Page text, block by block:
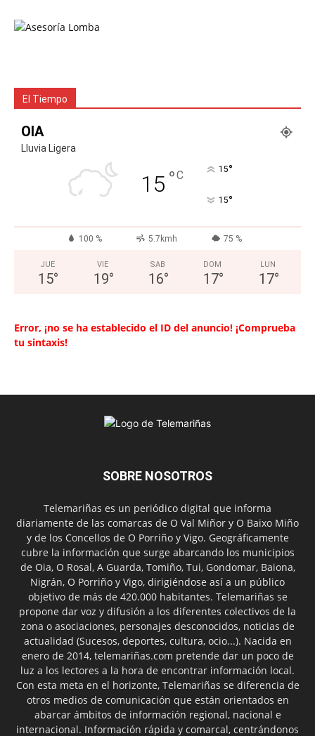
El Tiempo
OIA
Lluvia Ligera
15 °C 15°
15°
100 % 5.7kmh 75 %
JUE
15°
VIE
19°
SAB
16°
DOM
17°
LUN
17°
Error, ¡no se ha establecido el ID del anuncio! ¡Comprueba
tu sintaxis!
SOBRE NOSOTROS
Telemariñas es un periódico digital que informa
diariamente de las comarcas de O Val Miñor y O Baixo Miño
y de los Concellos de O Porriño y Vigo. Geográficamente
cubre la información que surge abarcando los municipios
de Oia, O Rosal, A Guarda, Tomiño, Tui, Gondomar, Baiona,
Nigrán, O Porriño y Vigo, dirigiéndose así a un público
objetivo de más de 420.000 habitantes. Telemariñas se
propone dar voz y difusión a los diferentes colectivos de la
zona o asociaciones, personajes desconocidos, noticias de
actualidad (Sucesos, deportes, cultura, ocio...). Nacida en
enero de 2014, telemariñas.com pretende dar un poco de
luz a los lectores a la hora de encontrar información local.
Con esta meta en el horizonte, Telemariñas se diferencia de
otros medios de comunicación que están orientados en
abarcar ámbitos de información regional, nacional e
internacional. Información rápida y comarcal, centrándonos